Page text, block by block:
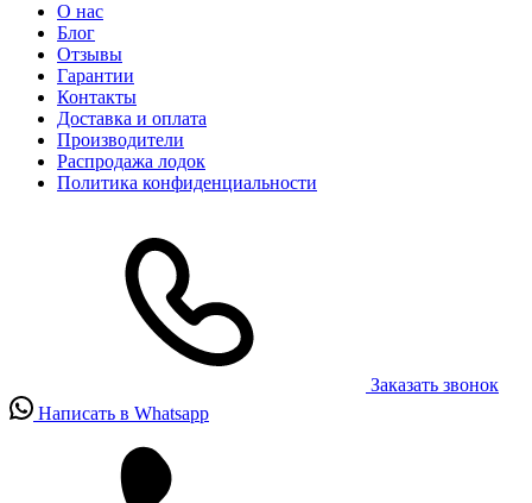
О нас
Блог
Отзывы
Гарантии
Контакты
Доставка и оплата
Производители
Распродажа лодок
Политика конфиденциальности
Заказать звонок
Написать в Whatsapp